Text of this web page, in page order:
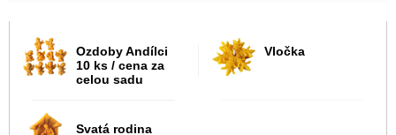
Ozdoby Andílci
10 ks / cena za
celou sadu
Vločka
Svatá rodina